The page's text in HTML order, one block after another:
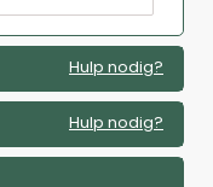
Hulp nodig?
Hulp nodig?